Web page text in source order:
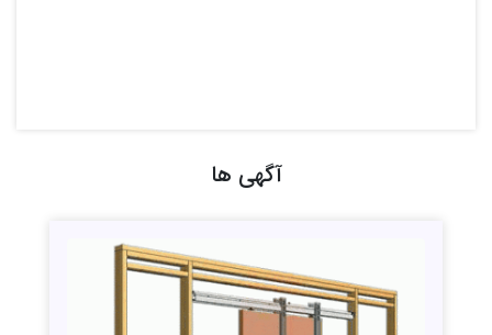
آگهی ها